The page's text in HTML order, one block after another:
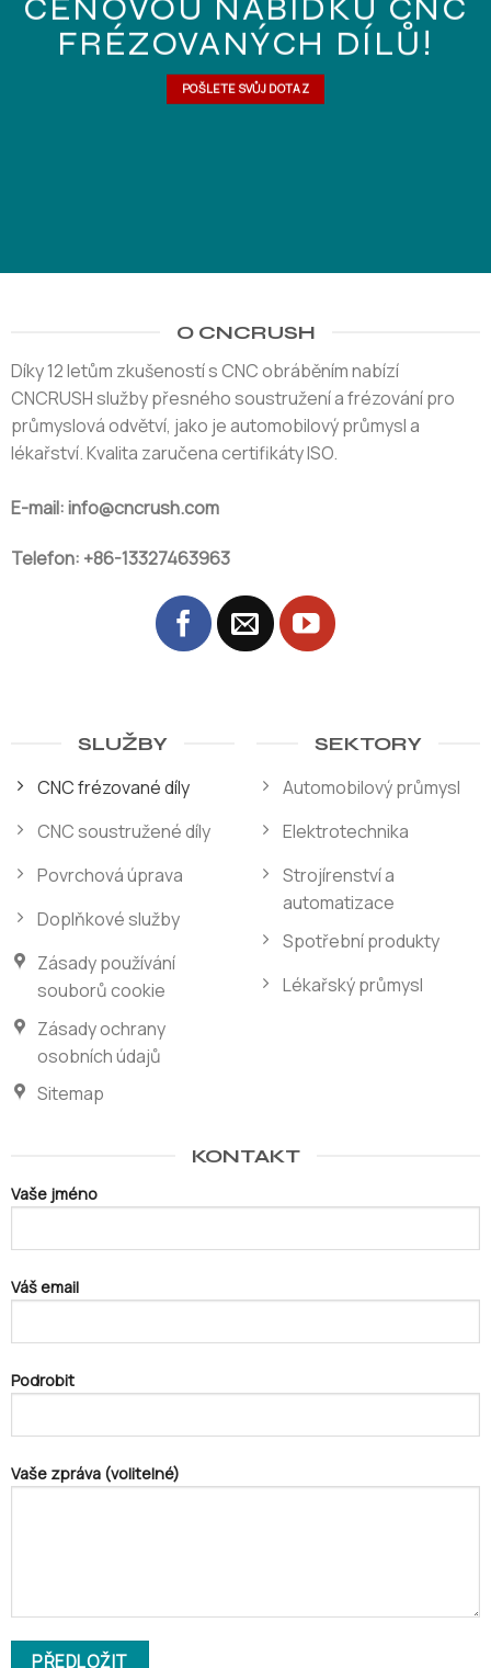
FRÉZOVANÝCH DÍLŮ!
POŠLETE SVŮJ DOTAZ
O CNCRUSH
Díky 12 letům zkušeností s CNC obráběním nabízí
CNCRUSH služby přesného soustružení a frézování pro
průmyslová odvětví, jako je automobilový průmysl a
lékařství. Kvalita zaručena certifikáty ISO.
E-mail: info@cncrush.com
Telefon: +86-13327463963
SLUŽBY
CNC frézované díly
CNC soustružené díly
Povrchová úprava
Doplňkové služby
Zásady používání
souborů cookie
Zásady ochrany
osobních údajů
Sitemap
SEKTORY
Automobilový průmysl
Elektrotechnika
Strojírenství a
automatizace
Spotřební produkty
Lékařský průmysl
KONTAKT
Vaše jméno
Váš email
Podrobit
Vaše zpráva (volitelné)